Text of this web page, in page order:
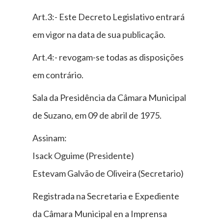
Art.3:- Este Decreto Legislativo entrará
em vigor na data de sua publicação.
Art.4:- revogam-se todas as disposições
em contrário.
Sala da Presidência da Câmara Municipal
de Suzano, em 09 de abril de 1975.
Assinam:
Isack Oguime (Presidente)
Estevam Galvão de Oliveira (Secretario)
Registrada na Secretaria e Expediente
da Câmara Municipal en a Imprensa